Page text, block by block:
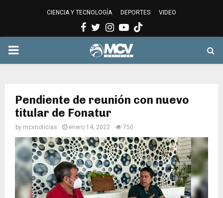
CIENCIA Y TECNOLOGÍA DEPORTES VIDEO
Facebook
Twitter
Instagram
Youtube
PRIMARY
Pendiente de reunión con nuevo
titular de Fonatur
by mcvnoticias enero 14, 2022 750